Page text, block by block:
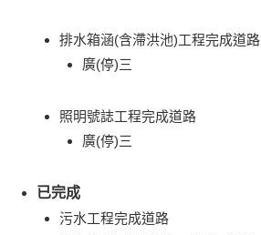
排水箱涵(含滯洪池)工程完成道路
廣(停)三
照明號誌工程完成道路
廣(停)三
已完成
污水工程完成道路